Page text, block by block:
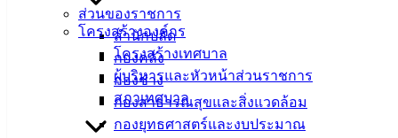
ส่วนของราชการ
สำนักปลัด
กองคลัง
กองช่าง
กองสาธารณสุขและสิ่งแวดล้อม
กองยุทธศาสตร์และงบประมาณ
โครงสร้างองค์กร
โครงสร้างเทศบาล
ผู้บริหารและหัวหน้าส่วนราชการ
สภาเทศบาล